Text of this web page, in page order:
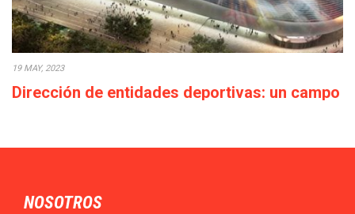
19 MAY, 2023
Dirección de entidades deportivas: un campo
NOSOTROS